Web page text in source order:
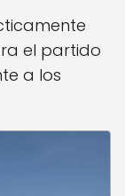
el partido
a los